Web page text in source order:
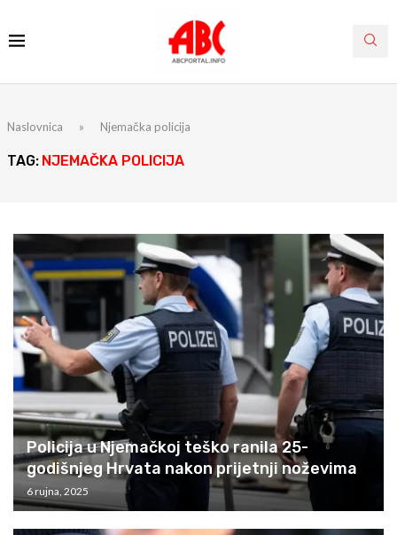
Naslovnica » Njemačka policija
TAG: NJEMAČKA POLICIJA
Policija u Njemačkoj teško ranila 25-
godišnjeg Hrvata nakon prijetnji noževima
6 rujna, 2025